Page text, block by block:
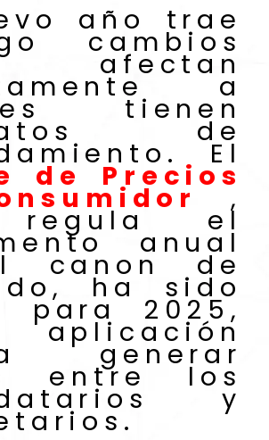
año trae
cambios
afectan
a
tienen
de
El
de Precios
,
regula el
anual
canon de
ha sido
para 2025,
generar
entre los
y